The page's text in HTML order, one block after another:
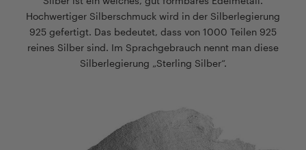
Hochwertiger Silberschmuck wird in der Silberlegierung
925 gefertigt. Das bedeutet, dass von 1000 Teilen 925
reines Silber sind. Im Sprachgebrauch nennt man diese
Silberlegierung „Sterling Silber“.